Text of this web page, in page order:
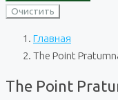
Очистить
Главная
The Point
The Point